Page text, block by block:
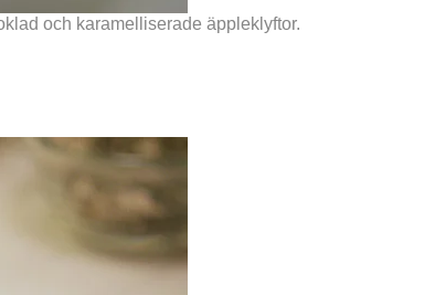
och karamelliserade äppleklyftor.